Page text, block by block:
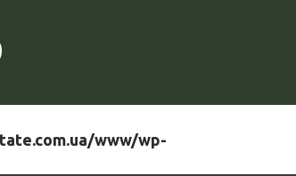
www/wp-